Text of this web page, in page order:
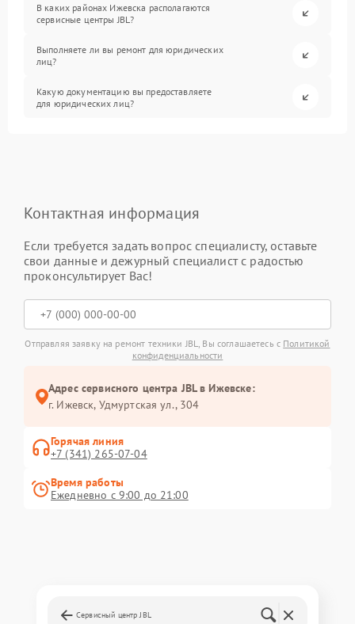
В каких районах Ижевска располагаются
сервисные центры JBL?
Выполняете ли вы ремонт для юридических
лиц?
Какую документацию вы предоставляете
для юридических лиц?
Контактная информация
Если требуется задать вопрос специалисту, оставьте
свои данные и дежурный специалист с радостью
проконсультирует Вас!
Отправляя заявку на ремонт техники JBL, Вы соглашаетесь с Политикой
конфиденциальности
Адрес сервисного центра JBL в Ижевске:
г. Ижевск, Удмуртская ул., 304
Горячая линия
+7 (341) 265-07-04
Время работы
Ежедневно с 9:00 до 21:00
Сервисный центр JBL